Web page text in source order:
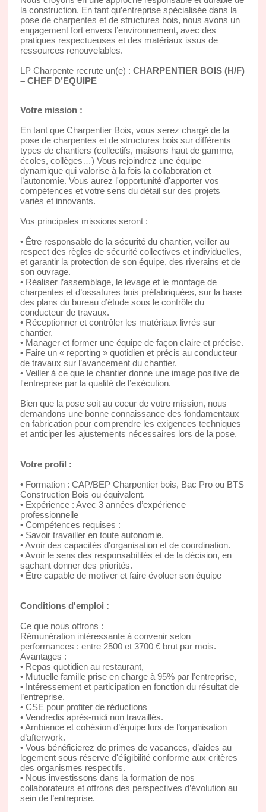
la construction. En tant qu’entreprise spécialisée dans la
pose de charpentes et de structures bois, nous avons un
engagement fort envers l’environnement, avec des
pratiques respectueuses et des matériaux issus de
ressources renouvelables.
LP Charpente recrute un(e) : CHARPENTIER BOIS (H/F)
– CHEF D’EQUIPE
Votre mission :
En tant que Charpentier Bois, vous serez chargé de la
pose de charpentes et de structures bois sur différents
types de chantiers (collectifs, maisons haut de gamme,
écoles, collèges…) Vous rejoindrez une équipe
dynamique qui valorise à la fois la collaboration et
l’autonomie. Vous aurez l'opportunité d'apporter vos
compétences et votre sens du détail sur des projets
variés et innovants.
Vos principales missions seront :
• Être responsable de la sécurité du chantier, veiller au
respect des règles de sécurité collectives et individuelles,
et garantir la protection de son équipe, des riverains et de
son ouvrage.
• Réaliser l’assemblage, le levage et le montage de
charpentes et d’ossatures bois préfabriquées, sur la base
des plans du bureau d’étude sous le contrôle du
conducteur de travaux.
• Réceptionner et contrôler les matériaux livrés sur
chantier.
• Manager et former une équipe de façon claire et précise.
• Faire un « reporting » quotidien et précis au conducteur
de travaux sur l’avancement du chantier.
• Veiller à ce que le chantier donne une image positive de
l'entreprise par la qualité de l’exécution.
Bien que la pose soit au coeur de votre mission, nous
demandons une bonne connaissance des fondamentaux
en fabrication pour comprendre les exigences techniques
et anticiper les ajustements nécessaires lors de la pose.
Votre profil :
• Formation : CAP/BEP Charpentier bois, Bac Pro ou BTS
Construction Bois ou équivalent.
• Expérience : Avec 3 années d’expérience
professionnelle
• Compétences requises :
• Savoir travailler en toute autonomie.
• Avoir des capacités d'organisation et de coordination.
• Avoir le sens des responsabilités et de la décision, en
sachant donner des priorités.
• Être capable de motiver et faire évoluer son équipe
Conditions d'emploi :
Ce que nous offrons :
Rémunération intéressante à convenir selon
performances : entre 2500 et 3700 € brut par mois.
Avantages :
• Repas quotidien au restaurant,
• Mutuelle famille prise en charge à 95% par l’entreprise,
• Intéressement et participation en fonction du résultat de
l’entreprise.
• CSE pour profiter de réductions
• Vendredis après-midi non travaillés.
• Ambiance et cohésion d’équipe lors de l’organisation
d’afterwork.
• Vous bénéficierez de primes de vacances, d’aides au
logement sous réserve d'éligibilité conforme aux critères
des organismes respectifs.
• Nous investissons dans la formation de nos
collaborateurs et offrons des perspectives d’évolution au
sein de l’entreprise.